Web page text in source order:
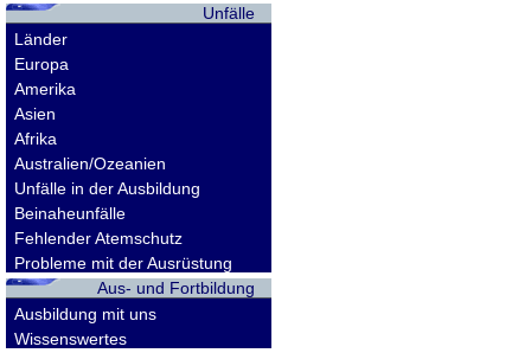
Unfälle
Länder
Europa
Amerika
Asien
Afrika
Australien/Ozeanien
Unfälle in der Ausbildung
Beinaheunfälle
Fehlender Atemschutz
Probleme mit der Ausrüstung
Aus- und Fortbildung
Ausbildung mit uns
Wissenswertes